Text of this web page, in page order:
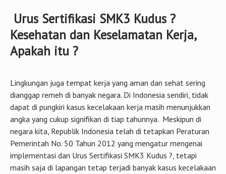
Urus Sertifikasi SMK3 Kudus ?
Kesehatan dan Keselamatan Kerja,
Apakah itu ?
Lingkungan juga tempat kerja yang aman dan sehat sering
dianggap remeh di banyak negara. Di Indonesia sendiri, tidak
dapat di pungkiri kasus kecelakaan kerja masih menunjukkan
angka yang cukup signifikan di tiap tahunnya. Meskipun di
negara kita, Republik Indonesia telah di tetapkan Peraturan
Pemerintah No. 50 Tahun 2012 yang mengatur mengenai
implementasi dan Urus Sertifikasi SMK3 Kudus ?, tetapi
masih saja di lapangan tetap terjadi banyak kasus kecelakaan